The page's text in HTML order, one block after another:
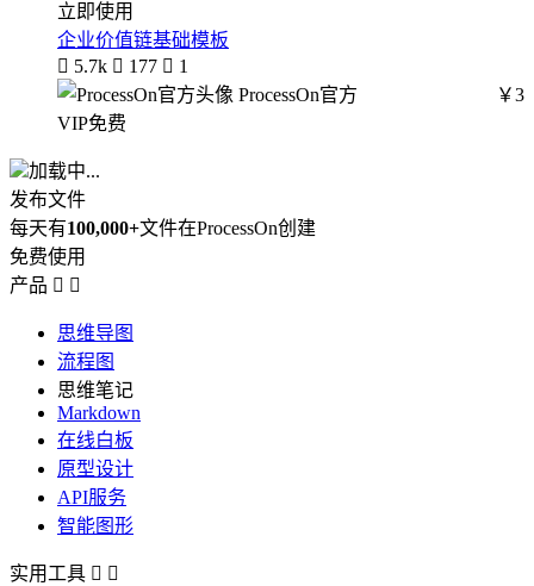
立即使用
企业价值链基础模板
 5.7k  177  1
ProcessOn官方
￥3
VIP免费
加载中...
发布文件
每天有100,000+文件在ProcessOn创建
免费使用
产品  
思维导图
流程图
思维笔记
Markdown
在线白板
原型设计
API服务
智能图形
实用工具  